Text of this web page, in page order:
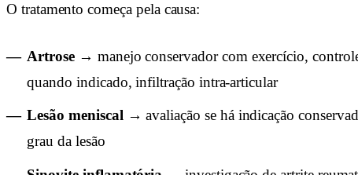
O tratamento começa pela causa:
Artrose → manejo conservador com exercício,
quando indicado, infiltração intra-articular
Lesão meniscal→ avaliação se há indicação
grau da lesão